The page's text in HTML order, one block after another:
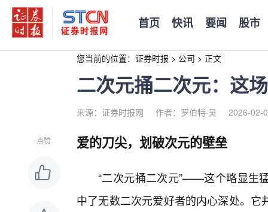
首页 快讯 要闻 股市
您当前的位置： 证券时报 > 公司 > 正文
二次元捅二次元：这
来源：证券时报网 作者：罗伯特·吴 2026-02-
点赞 爱的刀尖，划破次元的壁垒
“二次元捅二次元”——这个略显生
中了无数二次元爱好者的内心深处。